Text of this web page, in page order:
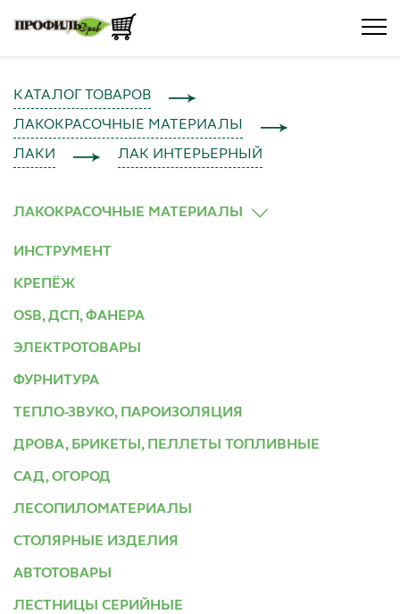
КАТАЛОГ ТОВАРОВ
ЛАКОКРАСОЧНЫЕ МАТЕРИАЛЫ
ЛАКИ ЛАК ИНТЕРЬЕРНЫЙ
ЛАКОКРАСОЧНЫЕ МАТЕРИАЛЫ
ИНСТРУМЕНТ
КРЕПЁЖ
OSB, ДСП, ФАНЕРА
ЭЛЕКТРОТОВАРЫ
ФУРНИТУРА
ТЕПЛО-ЗВУКО, ПАРОИЗОЛЯЦИЯ
ДРОВА, БРИКЕТЫ, ПЕЛЛЕТЫ ТОПЛИВНЫЕ
САД, ОГОРОД
ЛЕСОПИЛОМАТЕРИАЛЫ
СТОЛЯРНЫЕ ИЗДЕЛИЯ
АВТОТОВАРЫ
ЛЕСТНИЦЫ СЕРИЙНЫЕ